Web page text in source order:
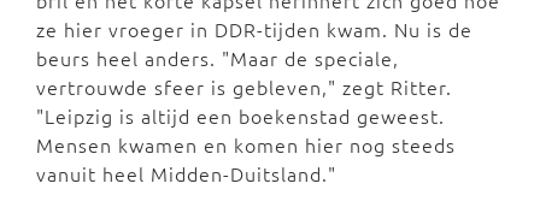
ze hier vroeger in DDR-tijden kwam. Nu is de
beurs heel anders. "Maar de speciale,
vertrouwde sfeer is gebleven," zegt Ritter.
"Leipzig is altijd een boekenstad geweest.
Mensen kwamen en komen hier nog steeds
vanuit heel Midden-Duitsland."